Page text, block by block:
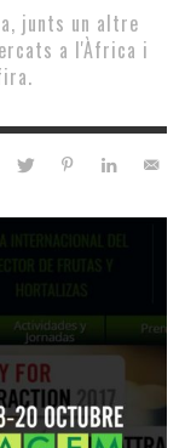
junts un altre
a l'Àfrica i